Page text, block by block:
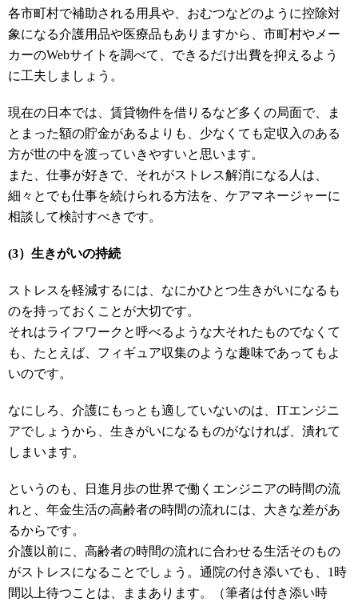
各市町村で補助される用具や、おむつなどのように控除対
象になる介護用品や医療品もありますから、市町村やメー
カーのWebサイトを調べて、できるだけ出費を抑えるよう
に工夫しましょう。
現在の日本では、賃貸物件を借りるなど多くの局面で、ま
とまった額の貯金があるよりも、少なくても定収入のある
方が世の中を渡っていきやすいと思います。
また、仕事が好きで、それがストレス解消になる人は、
細々とでも仕事を続けられる方法を、ケアマネージャーに
相談して検討すべきです。
(3）生きがいの持続
ストレスを軽減するには、なにかひとつ生きがいになるも
のを持っておくことが大切です。
それはライフワークと呼べるような大それたものでなくて
も、たとえば、フィギュア収集のような趣味であってもよ
いのです。
なにしろ、介護にもっとも適していないのは、ITエンジニ
アでしょうから、生きがいになるものがなければ、潰れて
しまいます。
というのも、日進月歩の世界で働くエンジニアの時間の流
れと、年金生活の高齢者の時間の流れには、大きな差があ
るからです。
介護以前に、高齢者の時間の流れに合わせる生活そのもの
がストレスになることでしょう。通院の付き添いでも、1時
間以上待つことは、ままあります。（筆者は付き添い時